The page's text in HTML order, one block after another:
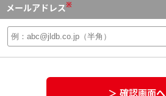
メールアドレス※
＞ 確認画面へ